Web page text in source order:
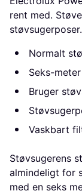
rent med.
støvsugerposer.
Normalt
Seks-
Bruger
Vaskbart
Støvsugerens
almindeligt for
med en seks